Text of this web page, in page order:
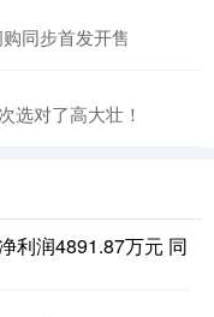
同步首发开售
选对了高大壮！
利润4891.87万元 同